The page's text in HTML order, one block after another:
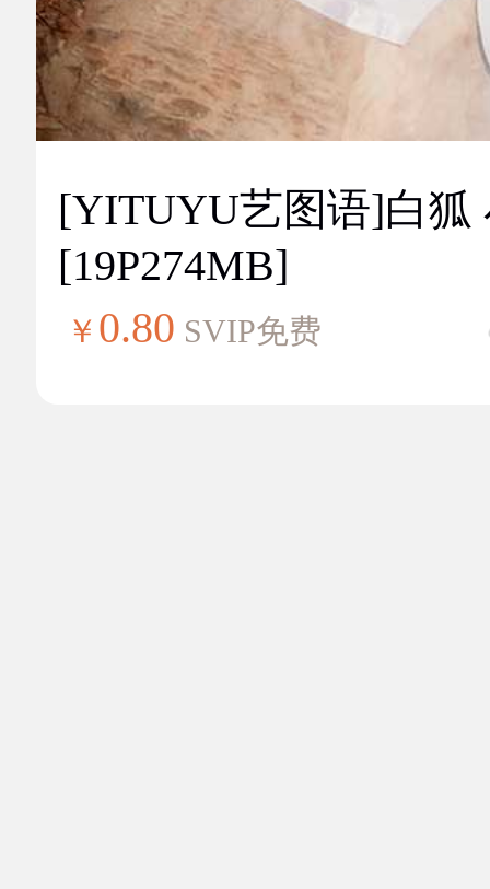
[YITUYU艺图语]白狐
[19P274MB]
￥ 0.80 SVIP免费